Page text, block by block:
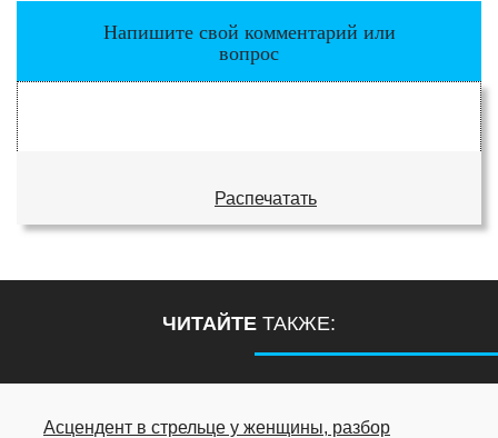
Напишите свой комментарий или
вопрос
Распечатать
ЧИТАЙТЕ ТАКЖЕ:
Асцендент в стрельце у женщины, разбор